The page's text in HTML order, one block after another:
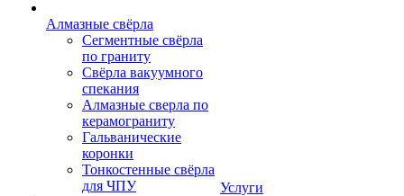
Алмазные свёрла
Сегментные свёрла
по граниту
Свёрла вакуумного
спекания
Алмазные сверла по
керамограниту
Гальванические
коронки
Тонкостенные свёрла
для ЧПУ
Услуги